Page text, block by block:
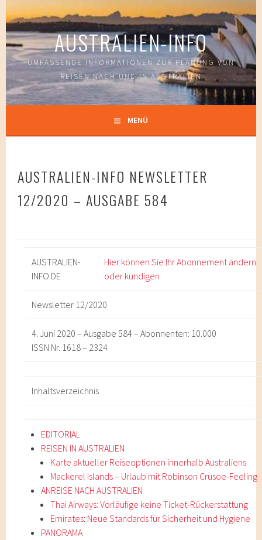
Springe
zum
Inhalt
AUSTRALIEN-INFO
UMFASSENDE INFORMATIONEN ZUR PLANUNG VON
REISEN NACH UND IN AUSTRALIEN
MENÜ
AUSTRALIEN-INFO NEWSLETTER
12/2020 – AUSGABE 584
AUSTRALIEN-
INFO.DE
Hier können Sie Ihr Abonnement ändern
oder kündigen
Newsletter 12/2020
4. Juni 2020 – Ausgabe 584 – Abonnenten: 10.000
ISSN Nr. 1618 – 2324
Inhaltsverzeichnis
EDITORIAL
REISEN IN AUSTRALIEN
Karte aktueller Reiseoptionen innerhalb Australiens
Mackerel Islands – Urlaub mit Robinson Crusoe-Feeling
ANREISE NACH AUSTRALIEN
Thai Airways: Vorläufige keine Ticket-Rückerstattung
Emirates: Neue Standards für Sicherheit und Hygiene
PANORAMA